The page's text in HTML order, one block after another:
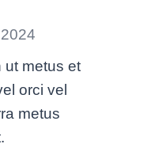
ut metus et
orci vel
metus